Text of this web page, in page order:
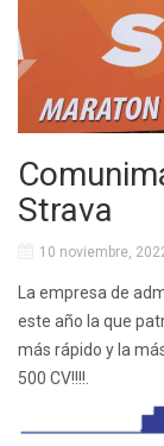
Strava
10 noviembre,
La empresa de
este año la que
más rápido y la
500 CV!!!!.